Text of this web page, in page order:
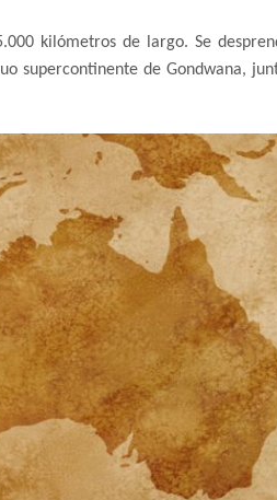
kilómetros de largo. Se
supercontinente de Gondwana,